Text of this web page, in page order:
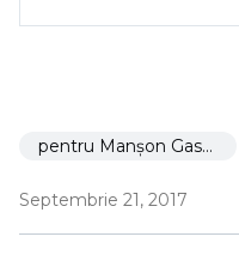
pentru Manșon Gastric
Septembrie 21, 2017